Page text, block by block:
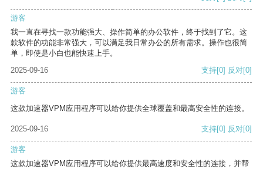
游客
我一直在寻找一款功能强大、操作简单的办公软件，终于找到了它。这
款软件的功能非常强大，可以满足我日常办公的所有需求。操作也很简
单，即使是小白也能快速上手。
2025-09-16
支持[0] 反对[0]
游客
这款加速器VPM应用程序可以给你提供全球覆盖和最高安全性的连接。
2025-09-16 支持[0] 反对[0]
游客
这款加速器VPM应用程序可以给你提供最高速度和安全性的连接，并帮